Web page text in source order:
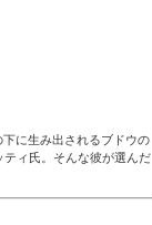
に生み出されるブドウの
ィ氏。そんな彼が選んだ